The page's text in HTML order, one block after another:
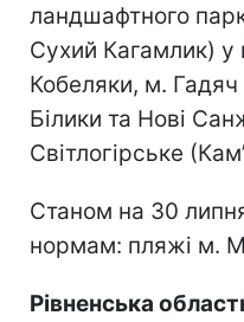
ландшафтного
Сухий Кагамлик)
Кобеляки, м.
Білики та Нові
Світлогірське
Станом на 30
нормам: пляжі м.
Рівненська